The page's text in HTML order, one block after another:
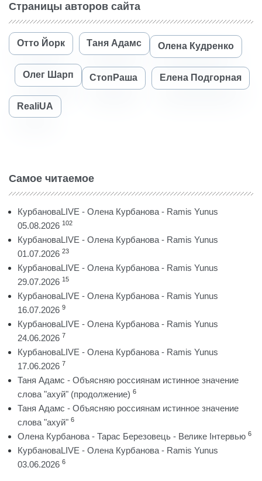
Страницы авторов сайта
Отто Йорк Таня Адамс Олена Кудренко
Олег Шарп СтопРаша Елена Подгорная
RealiUA
Самое читаемое
КурбановаLIVE - Олена Курбанова - Ramis Yunus
05.08.2026 102
КурбановаLIVE - Олена Курбанова - Ramis Yunus
01.07.2026 23
КурбановаLIVE - Олена Курбанова - Ramis Yunus
29.07.2026 15
КурбановаLIVE - Олена Курбанова - Ramis Yunus
16.07.2026 9
КурбановаLIVE - Олена Курбанова - Ramis Yunus
24.06.2026 7
КурбановаLIVE - Олена Курбанова - Ramis Yunus
17.06.2026 7
Таня Адамс - Объясняю россиянам истинное значение
слова "ахуй" (продолжение) 6
Таня Адамс - Объясняю россиянам истинное значение
слова "ахуй" 6
Олена Курбанова - Тарас Березовець - Велике Інтервью 6
КурбановаLIVE - Олена Курбанова - Ramis Yunus
03.06.2026 6